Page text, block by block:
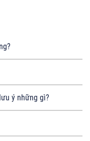
ý những gì?